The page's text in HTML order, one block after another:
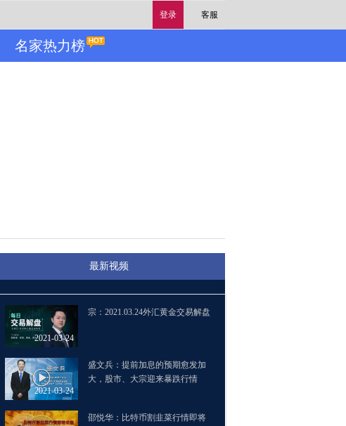
登录 客服
名家热力榜
最新视频
2021-03-24
宗：2021.03.24外汇黄金交易解盘
2021-03-24
盛文兵：提前加息的预期愈发加
大，股市、大宗迎来暴跌行情
邵悦华：比特币割韭菜行情即将